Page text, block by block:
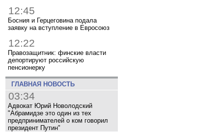
12:45
Босния и Герцеговина подала
заявку на вступление в Евросоюз
12:22
Правозащитник: финские власти
депортируют российскую
пенсионерку
ГЛАВНАЯ НОВОСТЬ
03:34
Адвокат Юрий Новолодский
"Абрамидзе это один из тех
предпринимателей о ком говорил
президент Путин"